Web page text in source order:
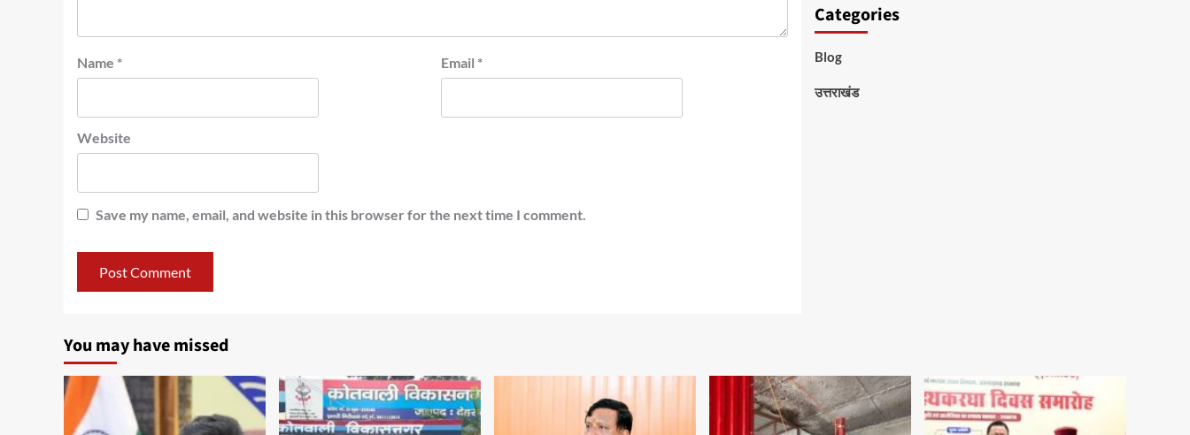
Name * Email *
Website
Save my name, email, and website in this browser for the next time I comment.
Categories
Blog
उत्तराखंड
You may have missed